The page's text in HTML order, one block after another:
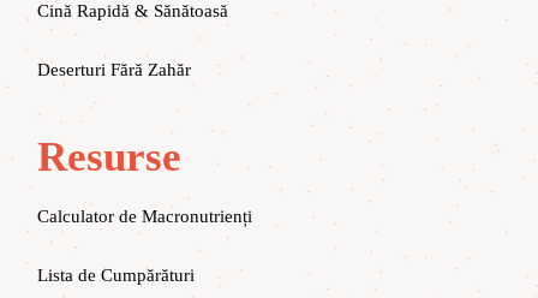
Cină Rapidă & Sănătoasă
Deserturi Fără Zahăr
Resurse
Calculator de Macronutrienți
Lista de Cumpărături